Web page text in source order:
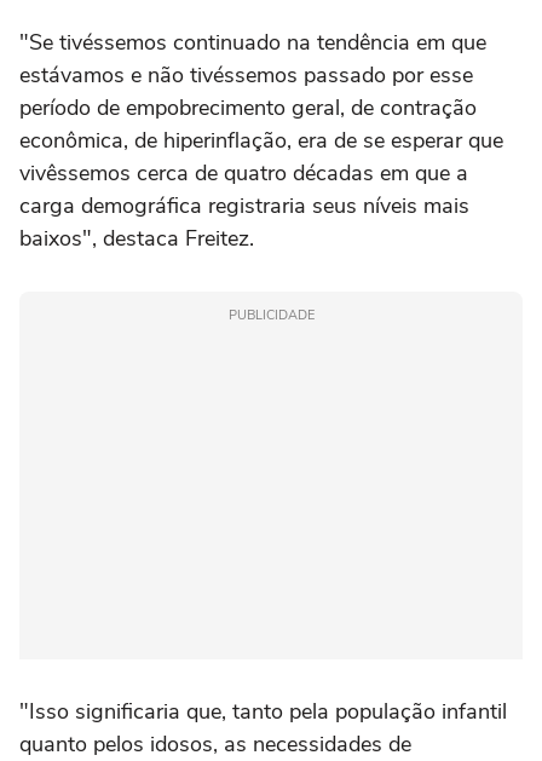
"Se tivéssemos continuado na tendência em que
estávamos e não tivéssemos passado por esse
período de empobrecimento geral, de contração
econômica, de hiperinflação, era de se esperar que
vivêssemos cerca de quatro décadas em que a
carga demográfica registraria seus níveis mais
baixos", destaca Freitez.
PUBLICIDADE
"Isso significaria que, tanto pela população infantil
quanto pelos idosos, as necessidades de